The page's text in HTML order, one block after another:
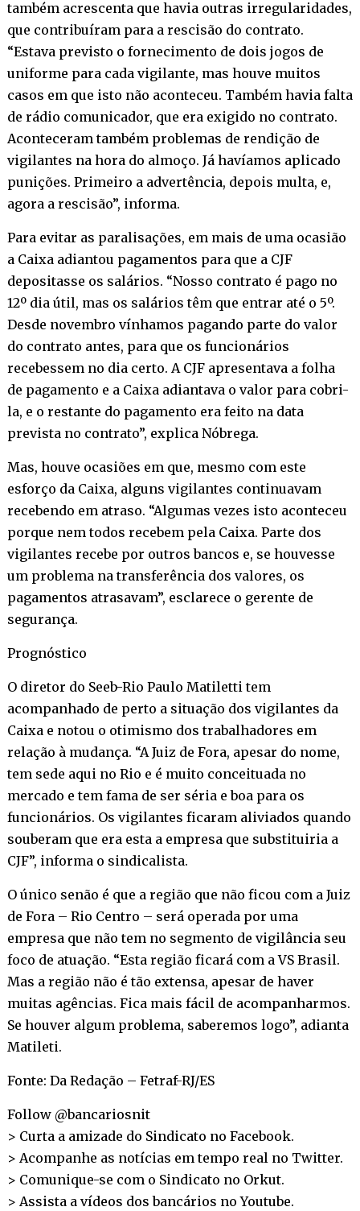
também acrescenta que havia outras irregularidades,
que contribuíram para a rescisão do contrato.
“Estava previsto o fornecimento de dois jogos de
uniforme para cada vigilante, mas houve muitos
casos em que isto não aconteceu. Também havia falta
de rádio comunicador, que era exigido no contrato.
Aconteceram também problemas de rendição de
vigilantes na hora do almoço. Já havíamos aplicado
punições. Primeiro a advertência, depois multa, e,
agora a rescisão”, informa.
Para evitar as paralisações, em mais de uma ocasião
a Caixa adiantou pagamentos para que a CJF
depositasse os salários. “Nosso contrato é pago no
12º dia útil, mas os salários têm que entrar até o 5º.
Desde novembro vínhamos pagando parte do valor
do contrato antes, para que os funcionários
recebessem no dia certo. A CJF apresentava a folha
de pagamento e a Caixa adiantava o valor para cobri-
la, e o restante do pagamento era feito na data
prevista no contrato”, explica Nóbrega.
Mas, houve ocasiões em que, mesmo com este
esforço da Caixa, alguns vigilantes continuavam
recebendo em atraso. “Algumas vezes isto aconteceu
porque nem todos recebem pela Caixa. Parte dos
vigilantes recebe por outros bancos e, se houvesse
um problema na transferência dos valores, os
pagamentos atrasavam”, esclarece o gerente de
segurança.
Prognóstico
O diretor do Seeb-Rio Paulo Matiletti tem
acompanhado de perto a situação dos vigilantes da
Caixa e notou o otimismo dos trabalhadores em
relação à mudança. “A Juiz de Fora, apesar do nome,
tem sede aqui no Rio e é muito conceituada no
mercado e tem fama de ser séria e boa para os
funcionários. Os vigilantes ficaram aliviados quando
souberam que era esta a empresa que substituiria a
CJF”, informa o sindicalista.
O único senão é que a região que não ficou com a Juiz
de Fora – Rio Centro – será operada por uma
empresa que não tem no segmento de vigilância seu
foco de atuação. “Esta região ficará com a VS Brasil.
Mas a região não é tão extensa, apesar de haver
muitas agências. Fica mais fácil de acompanharmos.
Se houver algum problema, saberemos logo”, adianta
Matileti.
Fonte: Da Redação – Fetraf-RJ/ES
Follow @bancariosnit
> Curta a amizade do Sindicato no Facebook.
> Acompanhe as notícias em tempo real no Twitter.
> Comunique-se com o Sindicato no Orkut.
> Assista a vídeos dos bancários noYoutube.